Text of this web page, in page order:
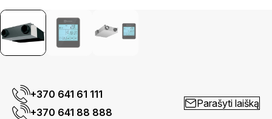
+370 641 61 111
+370 641 88 888
Parašyti laišką